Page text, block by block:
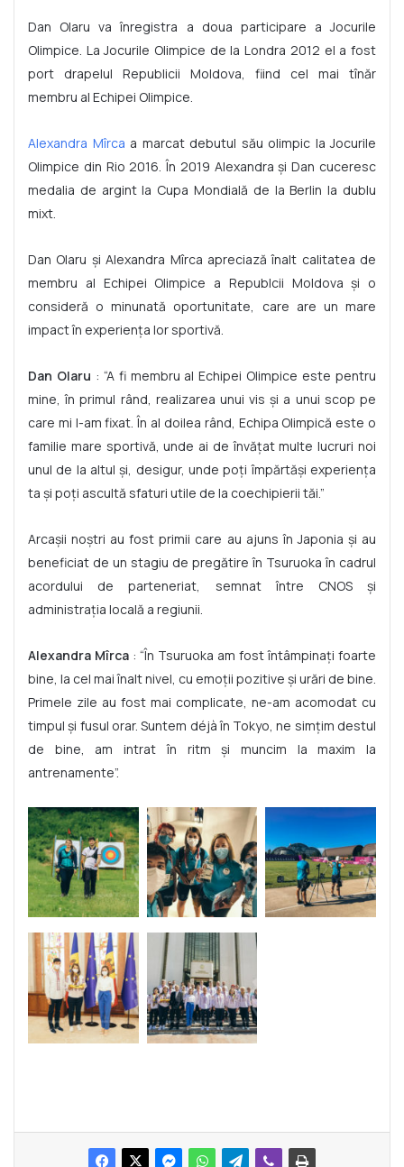
Dan Olaru va înregistra a doua participare a Jocurile
Olimpice. La Jocurile Olimpice de la Londra 2012 el a fost
port drapelul Republicii Moldova, fiind cel mai tînăr
membru al Echipei Olimpice.
Alexandra Mîrca a marcat debutul său olimpic la Jocurile
Olimpice din Rio 2016. În 2019 Alexandra și Dan cuceresc
medalia de argint la Cupa Mondială de la Berlin la dublu
mixt.
Dan Olaru și Alexandra Mîrca apreciază înalt calitatea de
membru al Echipei Olimpice a Republcii Moldova și o
consideră o minunată oportunitate, care are un mare
impact în experiența lor sportivă.
Dan Olaru : “A fi membru al Echipei Olimpice este pentru
mine, în primul rând, realizarea unui vis și a unui scop pe
care mi l-am fixat. În al doilea rând, Echipa Olimpică este o
familie mare sportivă, unde ai de învățat multe lucruri noi
unul de la altul și, desigur, unde poți împărtăși experiența
ta și poți ascultă sfaturi utile de la coechipierii tăi.”
Arcașii noștri au fost primii care au ajuns în Japonia și au
beneficiat de un stagiu de pregătire în Tsuruoka în cadrul
acordului de parteneriat, semnat între CNOS și
administrația locală a regiunii.
Alexandra Mîrca : “În Tsuruoka am fost întâmpinați foarte
bine, la cel mai înalt nivel, cu emoții pozitive și urări de bine.
Primele zile au fost mai complicate, ne-am acomodat cu
timpul și fusul orar. Suntem déjà în Tokyo, ne simțim destul
de bine, am intrat în ritm și muncim la maxim la
antrenamente”.